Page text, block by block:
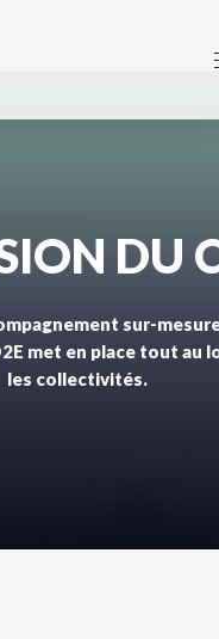
DU
sur-
met en place tout au
les collectivités.